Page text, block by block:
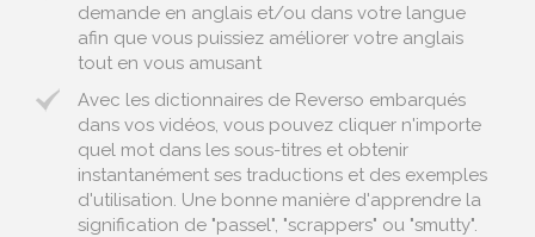
demande en anglais et/ou dans votre langue
afin que vous puissiez améliorer votre anglais
tout en vous amusant
Avec les dictionnaires de Reverso embarqués
dans vos vidéos, vous pouvez cliquer n'importe
quel mot dans les sous-titres et obtenir
instantanément ses traductions et des exemples
d'utilisation. Une bonne manière d'apprendre la
signification de "passel", "scrappers" ou "smutty".